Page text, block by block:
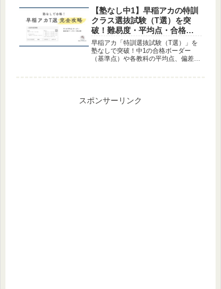
いました。「数学は全部終わった！」
と言って前日にゲームをしていた息
子...
【塾なし中1】早稲アカの特訓
クラス選抜試験（T選）を突
破！難易度・平均点・合格ボ
ーダーを徹底解説
早稲アカ「特訓選抜試験（T選）」を
塾なしで突破！中1の合格ボーダー
（基準点）や各教科の平均点、偏差値
格の目安を徹底解説！
スポンサーリンク